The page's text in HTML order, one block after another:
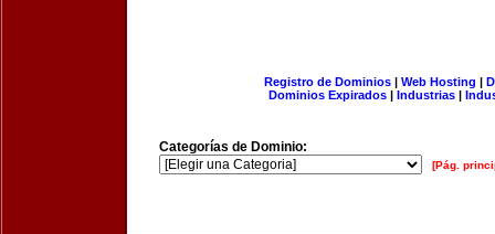
Registro de Dominios| Web Hosting |
Dominios Expirados | Industrias |
Categorías de Dominio:
[Pág.